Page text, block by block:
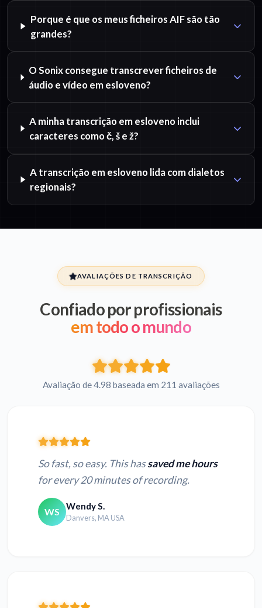
Porque é que os meus ficheiros AIF são tão
grandes?
O Sonix consegue transcrever ficheiros de
áudio e vídeo em esloveno?
A minha transcrição em esloveno inclui
caracteres como č, š e ž?
A transcrição em esloveno lida com dialetos
regionais?
AVALIAÇÕES DE TRANSCRIÇÃO
Confiado por profissionais
em todo o mundo
Avaliação de 4.98 baseada em 211 avaliações
So fast, so easy. This hassaved me hours
for every 20 minutes of recording.
WS Wendy S.
Danvers, MA USA